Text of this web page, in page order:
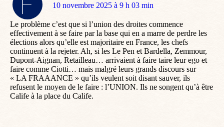
dit
10 novembre 2025 à 9 h 03 min
Le problème c’est que si l’union des droites commence
effectivement à se faire par la base qui en a marre de perdre les
élections alors qu’elle est majoritaire en France, les chefs
continuent à la rejeter. Ah, si les Le Pen et Bardella, Zemmour,
Dupont-Aignan, Retailleau… arrivaient à faire taire leur ego et
faire comme Ciotti… mais malgré leurs grands discours sur
« LA FRAAANCE » qu’ils veulent soit disant sauver, ils
refusent le moyen de le faire : l’UNION. Ils ne songent qu’à être
Calife à la place du Calife.